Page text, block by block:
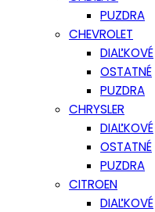
PUZDRA
CHEVROLET
DIAĽKOVÉ
OSTATNÉ
PUZDRA
CHRYSLER
DIAĽKOVÉ
OSTATNÉ
PUZDRA
CITROEN
DIAĽKOVÉ